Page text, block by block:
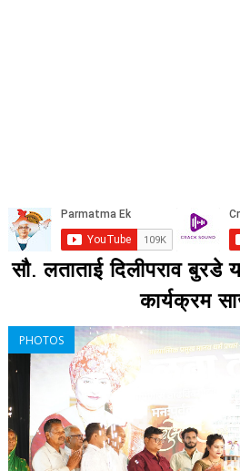
सौ. लताताई दिलीपराव बुरडे
कार्यक्रम
PHOTOS